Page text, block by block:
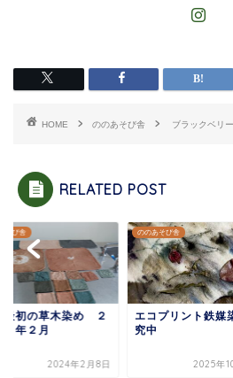
HOME ののあそび舎 ブラックベリ
RELATED POST
そび舎
最初の草木染め ２
４年２月
2024年2月8日
ののあそび舎
エコプリント鉄媒
究中
2025年